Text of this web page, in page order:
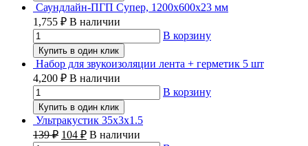
Саундлайн-ПГП Супер, 1200х600х23 мм
1,755 ₽ В наличии
В корзину
Купить в один клик
Набор для звукоизоляции лента + герметик 5 шт
4,200 ₽ В наличии
В корзину
Купить в один клик
Ультракустик 35х3х1.5
139₽ 104 ₽ В наличии